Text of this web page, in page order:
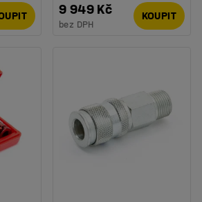
9 949 Kč
bez DPH
KOUPIT